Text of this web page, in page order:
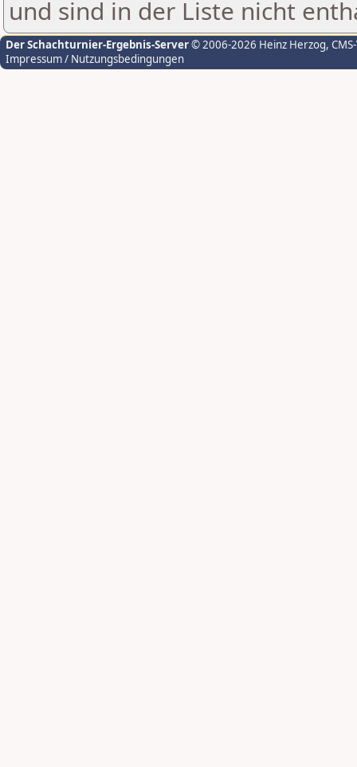
und sind in der Liste nicht
Der Schachturnier-Ergebnis-Server© 2006-2026 Heinz Herzog,
Impressum / Nutzungsbedingungen